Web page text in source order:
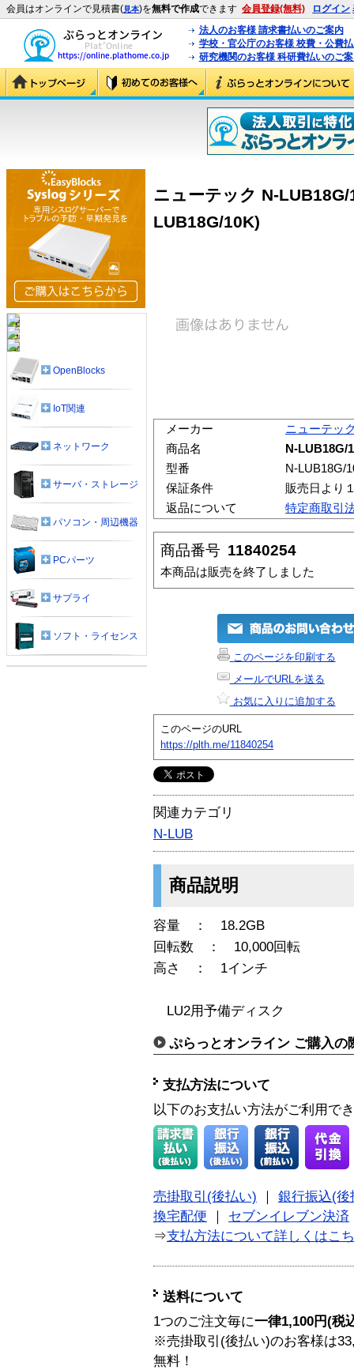
会員はオンラインで見積書(見本)を無料で作成できます 会員登録(無料) ログイン
法人のお客様 請求書払いのご案内
学校・官公庁のお客様 校費・公費
研究機関のお客様 科研費払いのご
ニューテック N-
LUB18G/10K)
メーカー
ニューテッ
商品名
N-LUB18G/
型番
N-LUB18G/
保証条件
販売日より
返品について
特定商取引
商品番号 11840254
本商品は販売を終了しました
このページを印刷する
メールでURLを送る
お気に入りに追加する
このページのURL
https://plth.me/11840254
関連カテゴリ
N-LUB
商品説明
容量 ： 18.2GB
回転数 ： 10,000回転
高さ ： 1インチ
LU2用予備ディスク
ぷらっとオンライン ご購入の
支払方法について
以下のお支払い方法がご利用で
売掛取引(後払い)
銀行振込(後
換宅配便
セブンイレブン決済
⇒支払方法について詳しくはこ
送料について
1つのご注文毎に一律1,100円(税
※売掛取引(後払い)のお客様は
無料！
OpenBlocks
IoT関連
ネットワーク
サーバ・ストレージ
パソコン・周辺機器
PCパーツ
サプライ
ソフト・ライセンス